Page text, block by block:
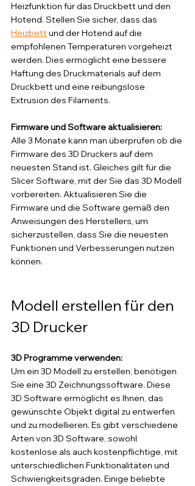
Heizfunktion für das Druckbett und den
Hotend. Stellen Sie sicher, dass das
Heizbett und der Hotend auf die
empfohlenen Temperaturen vorgeheizt
werden. Dies ermöglicht eine bessere
Haftung des Druckmaterials auf dem
Druckbett und eine reibungslose
Extrusion des Filaments.
Firmware und Software aktualisieren:
Alle 3 Monate kann man überprüfen ob die
Firmware des 3D Druckers auf dem
neuesten Stand ist. Gleiches gilt für die
Slicer Software, mit der Sie das 3D Modell
vorbereiten. Aktualisieren Sie die
Firmware und die Software gemäß den
Anweisungen des Herstellers, um
sicherzustellen, dass Sie die neuesten
Funktionen und Verbesserungen nutzen
können.
Modell erstellen für den
3D Drucker
3D Programme verwenden:
Um ein 3D Modell zu erstellen, benötigen
Sie eine 3D Zeichnungssoftware. Diese
3D Software ermöglicht es Ihnen, das
gewünschte Objekt digital zu entwerfen
und zu modellieren. Es gibt verschiedene
Arten von 3D Software, sowohl
kostenlose als auch kostenpflichtige, mit
unterschiedlichen Funktionalitäten und
Schwierigkeitsgraden. Einige beliebte